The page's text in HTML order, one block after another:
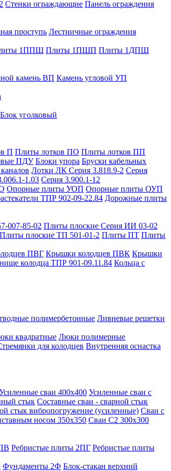
Стенки ограждающие Панель ограждения
проступь Лестничные ограждения
1ППШ Плиты 1ПШП Плиты 1ДПШ
камень ВП Камень угловой УП
Блок уголковый
П Плиты лотков ПО Плиты лотков ПП
ПДУ Блоки упора Бруски кабельных
Лотки ЛК Серия 3.818.9-2 Серия
1.03 Серия 3.900.1-12
Опорные плиты УОП Опорные плиты ОУП
ТПР 902-09-22.84 Дорожные плиты
007-85-02 Плиты плоские Серия ИИ 03-02
Плиты плоские ТП 501-01-2 Плиты ПТ Плиты
ПВГ Крышки колодцев ПВК Крышки
колодца ТПР 901-09.11.84 Кольца с
полимербетонные Ливневые решетки
квадратные Люки полимерные
для колодцев Внутренняя оснастка
сваи 400х400 Усиленные сваи с
стык Составные сваи - сварной стык
стык вибропогружение (усиленные) Сваи с
носом 350х350 Сваи С2 300х300
Ребристые плиты 2ПГ Ребристые плиты
Фундаменты 2Ф Блок-стакан верхний